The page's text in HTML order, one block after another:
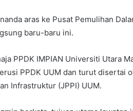
aras ke Pusat Pemulihan
baru-baru ini.
PPDK IMPIAN Universiti Utara
PPDK UUM dan turut disertai
Infrastruktur (JPPI) UUM.